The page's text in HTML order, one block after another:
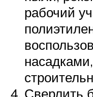
рабочий
Сверлить